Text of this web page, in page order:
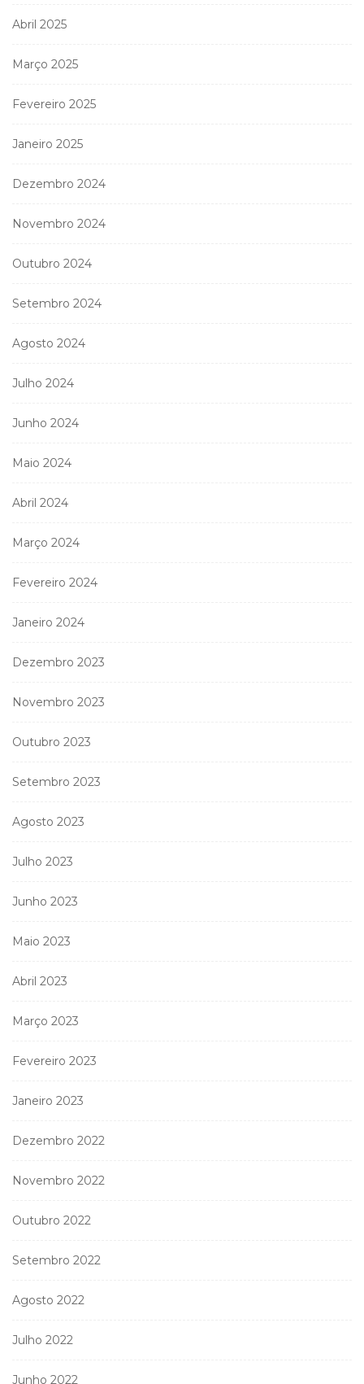
Abril 2025
Março 2025
Fevereiro 2025
Janeiro 2025
Dezembro 2024
Novembro 2024
Outubro 2024
Setembro 2024
Agosto 2024
Julho 2024
Junho 2024
Maio 2024
Abril 2024
Março 2024
Fevereiro 2024
Janeiro 2024
Dezembro 2023
Novembro 2023
Outubro 2023
Setembro 2023
Agosto 2023
Julho 2023
Junho 2023
Maio 2023
Abril 2023
Março 2023
Fevereiro 2023
Janeiro 2023
Dezembro 2022
Novembro 2022
Outubro 2022
Setembro 2022
Agosto 2022
Julho 2022
Junho 2022